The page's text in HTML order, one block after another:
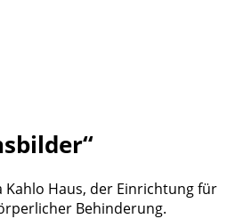
Kahlo Haus, der Einrichtung für
Behinderung.